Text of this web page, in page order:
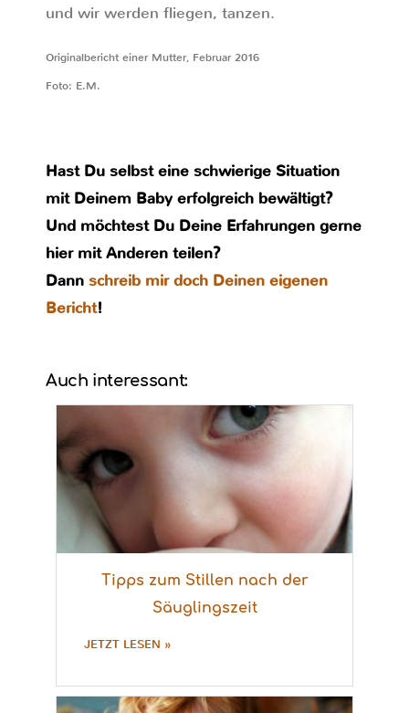
und wir werden fliegen, tanzen.
Originalbericht einer Mutter, Februar 2016
Foto: E.M.
Hast Du selbst eine schwierige Situation
mit Deinem Baby erfolgreich bewältigt?
Und möchtest Du Deine Erfahrungen gerne
hier mit Anderen teilen?
Dann schreib mir doch Deinen eigenen
Bericht!
Auch interessant:
Tipps zum Stillen nach der
Säuglingszeit
JETZT LESEN »